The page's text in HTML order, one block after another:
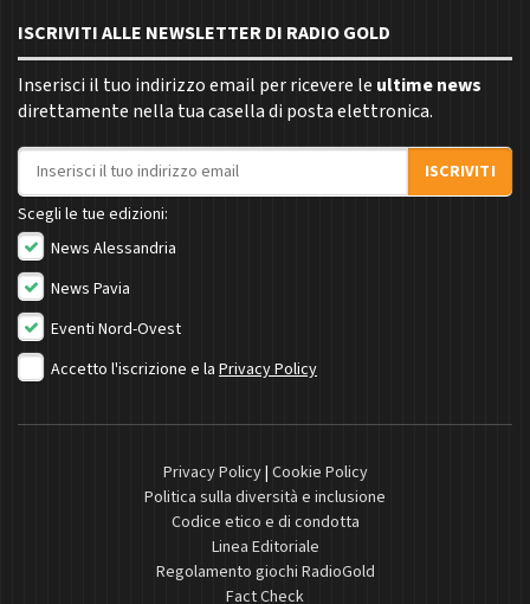
ISCRIVITI ALLE NEWSLETTER DI RADIO GOLD
Inserisci il tuo indirizzo email per ricevere le ultime news
direttamente nella tua casella di posta elettronica.
Indirizzo email
ISCRIVITI
Scegli le tue edizioni:
News Alessandria
News Pavia
Eventi Nord-Ovest
Accetto l'iscrizione e la Privacy Policy
Privacy Policy| Cookie Policy
Politica sulla diversità e inclusione
Codice etico e di condotta
Linea Editoriale
Regolamento giochi RadioGold
Fact Check